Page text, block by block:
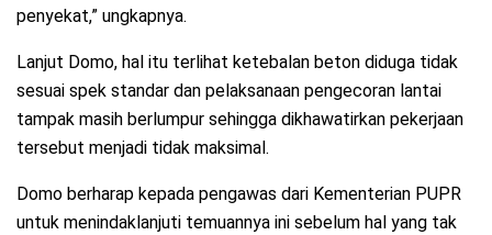
penyekat,” ungkapnya.
Lanjut Domo, hal itu terlihat ketebalan beton diduga tidak
sesuai spek standar dan pelaksanaan pengecoran lantai
tampak masih berlumpur sehingga dikhawatirkan pekerjaan
tersebut menjadi tidak maksimal.
Domo berharap kepada pengawas dari Kementerian PUPR
untuk menindaklanjuti temuannya ini sebelum hal yang tak